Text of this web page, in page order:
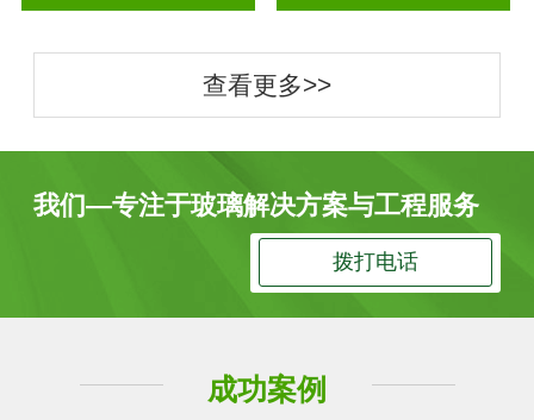
查看更多>>
我们—专注于玻璃解决方案与工程服务
拨打电话
成功案例